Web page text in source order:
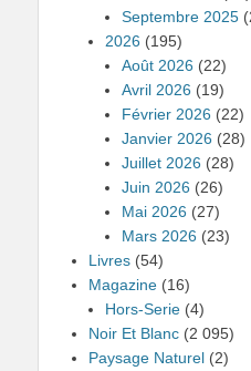
Septembre 2025
2026 (195)
Août 2026 (22)
Avril 2026 (19)
Février 2026 (22)
Janvier 2026 (28)
Juillet 2026 (28)
Juin 2026 (26)
Mai 2026 (27)
Mars 2026 (23)
Livres (54)
Magazine (16)
Hors-Serie (4)
Noir Et Blanc (2 095)
Paysage Naturel (2)